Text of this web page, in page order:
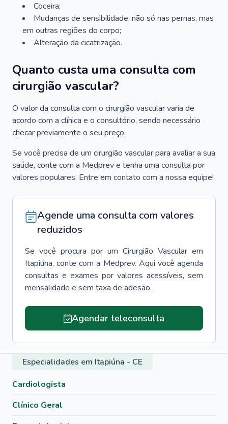
Coceira;
Mudanças de sensibilidade, não só nas pernas, mas
em outras regiões do corpo;
Alteração da cicatrização.
Quanto custa uma consulta com
cirurgião vascular?
O valor da consulta com o cirurgião vascular varia de
acordo com a clínica e o consultório, sendo necessário
checar previamente o seu preço.
Se você precisa de um cirurgião vascular para avaliar a sua
saúde, conte com a Medprev e tenha uma consulta por
valores populares. Entre em contato com a nossa equipe!
Agende uma consulta com valores
reduzidos
Se você procura por um Cirurgião Vascular em
Itapiúna, conte com a Medprev. Aqui você agenda
consultas e exames por valores acessíveis, sem
mensalidade e sem taxa de adesão.
Agendar teleconsulta
Especialidades em Itapiúna - CE
Cardiologista
Clínico Geral